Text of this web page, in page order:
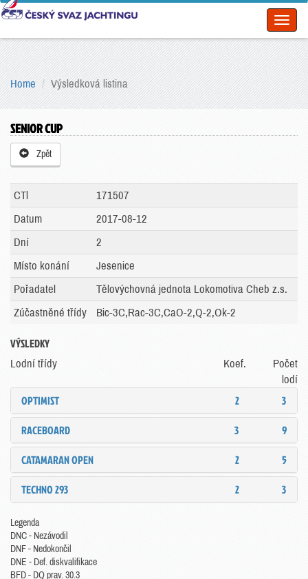
Home Výsledková listina
SENIOR CUP
Zpět
CTl
171507
Datum
2017-08-12
Dní
2
Místo konání
Jesenice
Pořadatel
Tělovýchovná jednota Lokomotiva Cheb z.s.
Zúčastněné třídy
Bic-3C,Rac-3C,CaO-2,Q-2,Ok-2
VÝSLEDKY
Lodní třídy Koef.
Počet
lodí
OPTIMIST 2
3
RACEBOARD
3
9
CATAMARAN OPEN
2
5
TECHNO 293
2 3
Legenda
DNC - Nezávodil
DNF - Nedokončil
DNE - Def. diskvalifikace
BFD - DQ prav. 30.3